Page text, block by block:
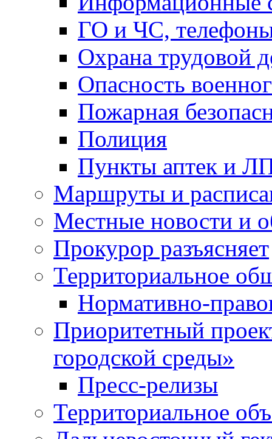
ГО и ЧС,
Охрана трудовой
Опасность
Пожарная
Полиция
Пункты аптек и
Маршруты и
Местные новости и
Прокурор разъясняет
Территориальное
Нормативно-
Приоритетный
городской среды»
Пресс-релизы
Территориальное